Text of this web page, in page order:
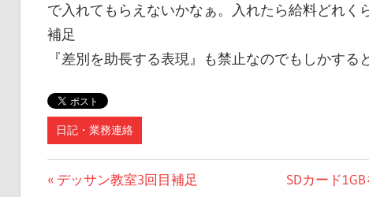
で入れてもらえないかなぁ。入れたら給料どれく
補足
『差別を助長する表現』も禁止なのでもしかす
日記・業務連絡
投
前
デッサン教室3回目補足
次
SDカード